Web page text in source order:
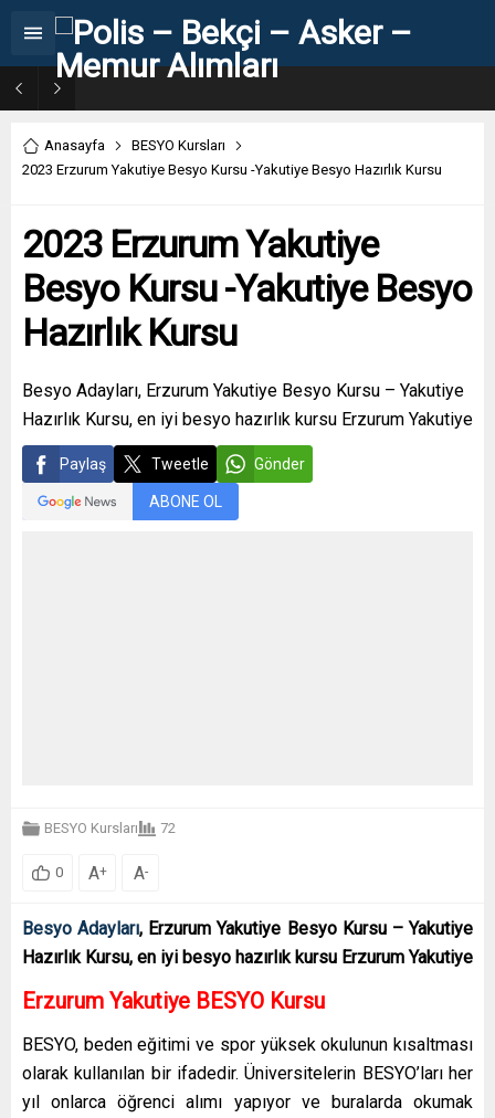
Anasayfa
BESYO Kursları
2023 Erzurum Yakutiye Besyo Kursu -Yakutiye Besyo Hazırlık Kursu
2023 Erzurum Yakutiye
Besyo Kursu -Yakutiye Besyo
Hazırlık Kursu
Besyo Adayları, Erzurum Yakutiye Besyo Kursu – Yakutiye
Hazırlık Kursu, en iyi besyo hazırlık kursu Erzurum Yakutiye
Paylaş Tweetle Gönder
ABONE OL
BESYO Kursları 72
0 A+ A-
Besyo Adayları, Erzurum Yakutiye Besyo Kursu – Yakutiye
Hazırlık Kursu, en iyi besyo hazırlık kursu Erzurum Yakutiye
Erzurum Yakutiye BESYO Kursu
BESYO, beden eğitimi ve spor yüksek okulunun kısaltması
olarak kullanılan bir ifadedir. Üniversitelerin BESYO’ları her
yıl onlarca öğrenci alımı yapıyor ve buralarda okumak